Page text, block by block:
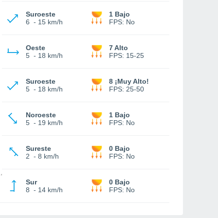
Suroeste
6 - 15 km/h
1 Bajo
FPS: No
Oeste
5 - 18 km/h
7 Alto
FPS: 15-25
Suroeste
5 - 18 km/h
8 ¡Muy Alto!
FPS: 25-50
Noroeste
5 - 19 km/h
1 Bajo
FPS: No
Sureste
2 - 8 km/h
0 Bajo
FPS: No
Sur
8 - 14 km/h
0 Bajo
FPS: No